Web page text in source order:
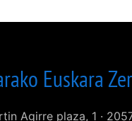
Euskara
Agirre plaza, 1 ·